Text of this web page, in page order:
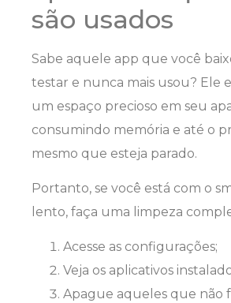
são usados
Sabe aquele app que você
testar e nunca mais usou? Ele
um espaço precioso em seu
consumindo memória e até o
mesmo que esteja parado.
Portanto, se você está com o
lento, faça uma limpeza
Acesse as configurações;
Veja os aplicativos
Apague aqueles que não